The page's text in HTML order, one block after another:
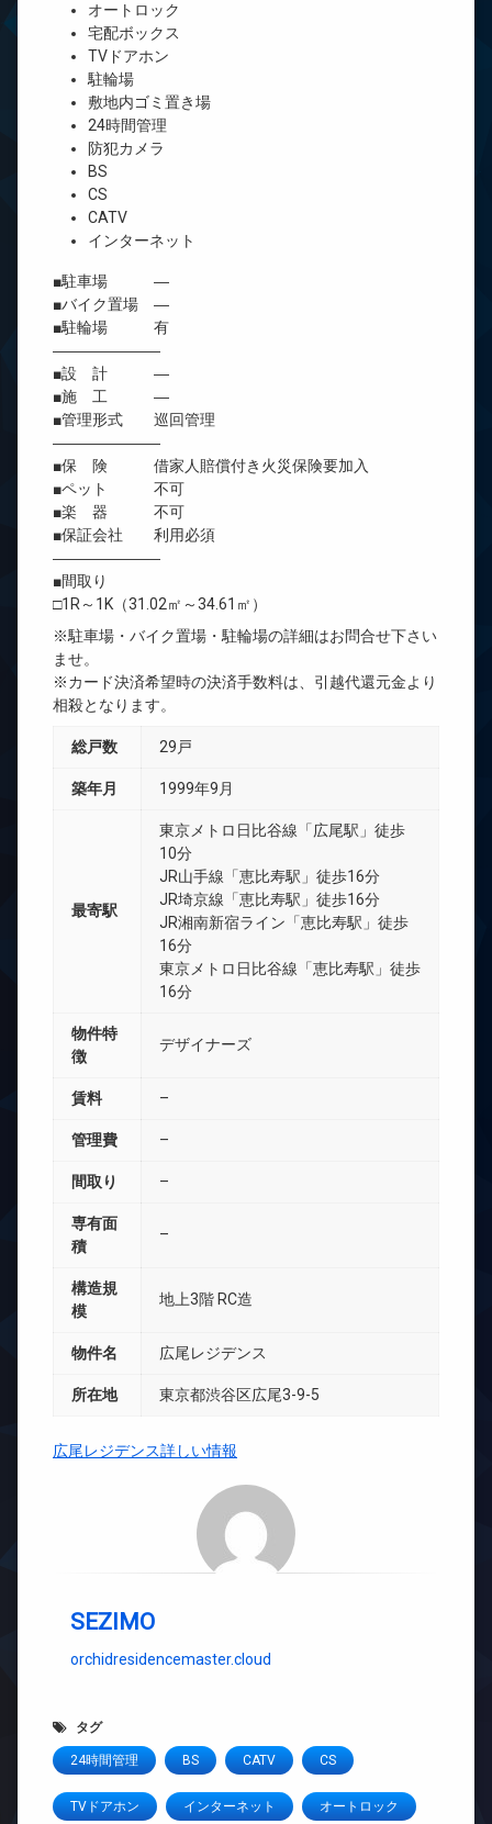
オートロック
宅配ボックス
TVドアホン
駐輪場
敷地内ゴミ置き場
24時間管理
防犯カメラ
BS
CS
CATV
インターネット
■駐車場 ―
■バイク置場 ―
■駐輪場 有
―――――――
■設 計 ―
■施 工 ―
■管理形式 巡回管理
―――――――
■保 険 借家人賠償付き火災保険要加入
■ペット 不可
■楽 器 不可
■保証会社 利用必須
―――――――
■間取り
□1R～1K（31.02㎡～34.61㎡）
※駐車場・バイク置場・駐輪場の詳細はお問合せ下さい
ませ。
※カード決済希望時の決済手数料は、引越代還元金より
相殺となります。
総戸数 29戸
築年月 1999年9月
最寄駅
東京メトロ日比谷線「広尾駅」徒歩
10分
JR山手線「恵比寿駅」徒歩16分
JR埼京線「恵比寿駅」徒歩16分
JR湘南新宿ライン「恵比寿駅」徒歩
16分
東京メトロ日比谷線「恵比寿駅」徒歩
16分
物件特
徴
デザイナーズ
賃料 –
管理費 –
間取り –
専有面
積
–
構造規
模
地上3階 RC造
物件名 広尾レジデンス
所在地 東京都渋谷区広尾3-9-5
広尾レジデンス詳しい情報
SEZIMO
orchidresidencemaster.cloud
タグ
24時間管理 BS CATV CS
TVドアホン インターネット オートロック